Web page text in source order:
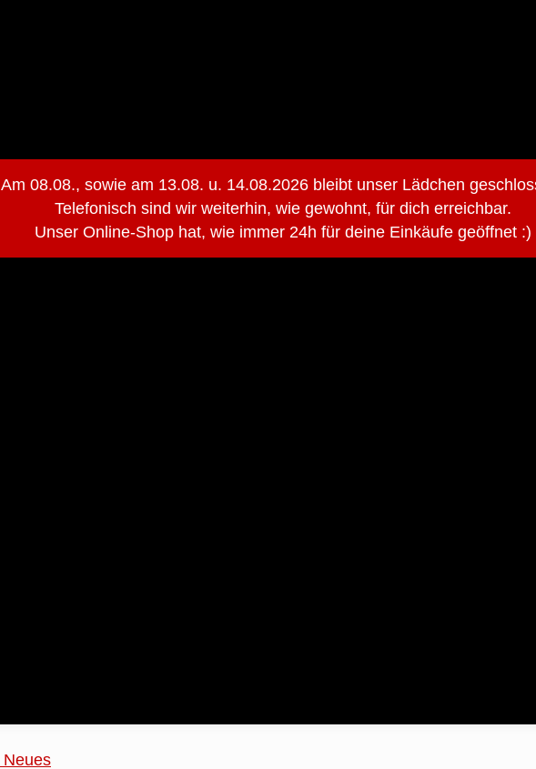
Am 08.08., sowie am 13.08. u. 14.08.2026 bleibt unser Lädchen
Telefonisch sind wir weiterhin, wie gewohnt, für dich erreichbar.
Unser Online-Shop hat, wie immer 24h für deine Einkäufe geöffnet :)